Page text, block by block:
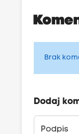
Brak
Dodaj
Podpis